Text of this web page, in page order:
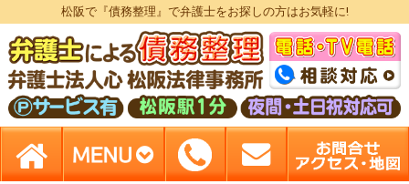
松阪で『債務整理』で弁護士をお探しの方はお気軽に!